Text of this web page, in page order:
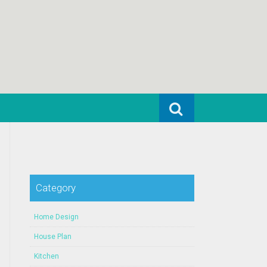
Search for:
Category
Home Design
House Plan
Kitchen